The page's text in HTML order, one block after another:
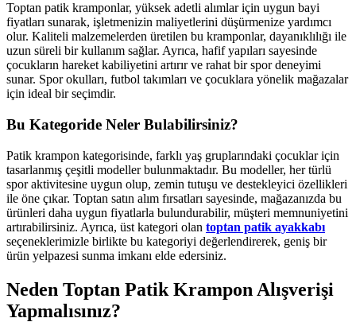
Toptan patik kramponlar, yüksek adetli alımlar için uygun bayi
fiyatları sunarak, işletmenizin maliyetlerini düşürmenize yardımcı
olur. Kaliteli malzemelerden üretilen bu kramponlar, dayanıklılığı ile
uzun süreli bir kullanım sağlar. Ayrıca, hafif yapıları sayesinde
çocukların hareket kabiliyetini artırır ve rahat bir spor deneyimi
sunar. Spor okulları, futbol takımları ve çocuklara yönelik mağazalar
için ideal bir seçimdir.
Bu Kategoride Neler Bulabilirsiniz?
Patik krampon kategorisinde, farklı yaş gruplarındaki çocuklar için
tasarlanmış çeşitli modeller bulunmaktadır. Bu modeller, her türlü
spor aktivitesine uygun olup, zemin tutuşu ve destekleyici özellikleri
ile öne çıkar. Toptan satın alım fırsatları sayesinde, mağazanızda bu
ürünleri daha uygun fiyatlarla bulundurabilir, müşteri memnuniyetini
artırabilirsiniz. Ayrıca, üst kategori olan toptan patik ayakkabı
seçeneklerimizle birlikte bu kategoriyi değerlendirerek, geniş bir
ürün yelpazesi sunma imkanı elde edersiniz.
Neden Toptan Patik Krampon Alışverişi
Yapmalısınız?